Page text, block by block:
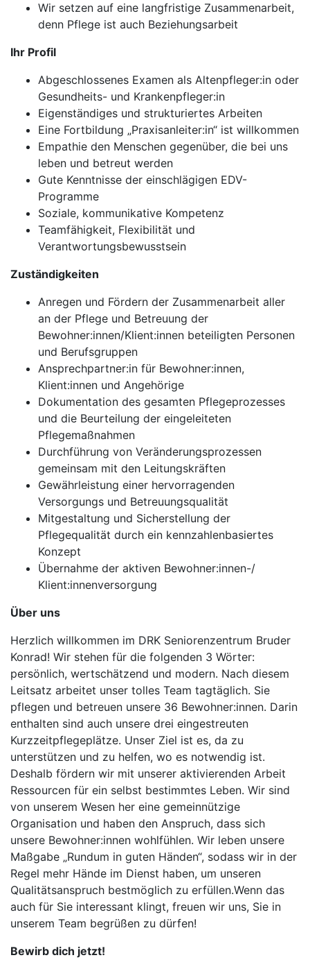
Wir setzen auf eine langfristige Zusammenarbeit,
denn Pflege ist auch Beziehungsarbeit
Ihr Profil
Abgeschlossenes Examen als Altenpfleger:in oder
Gesundheits- und Krankenpfleger:in
Eigenständiges und strukturiertes Arbeiten
Eine Fortbildung „Praxisanleiter:in“ ist willkommen
Empathie den Menschen gegenüber, die bei uns
leben und betreut werden
Gute Kenntnisse der einschlägigen EDV-
Programme
Soziale, kommunikative Kompetenz
Teamfähigkeit, Flexibilität und
Verantwortungsbewusstsein
Zuständigkeiten
Anregen und Fördern der Zusammenarbeit aller
an der Pflege und Betreuung der
Bewohner:innen/Klient:innen beteiligten Personen
und Berufsgruppen
Ansprechpartner:in für Bewohner:innen,
Klient:innen und Angehörige
Dokumentation des gesamten Pflegeprozesses
und die Beurteilung der eingeleiteten
Pflegemaßnahmen
Durchführung von Veränderungsprozessen
gemeinsam mit den Leitungskräften
Gewährleistung einer hervorragenden
Versorgungs und Betreuungsqualität
Mitgestaltung und Sicherstellung der
Pflegequalität durch ein kennzahlenbasiertes
Konzept
Übernahme der aktiven Bewohner:innen-/
Klient:innenversorgung
Über uns
Herzlich willkommen im DRK Seniorenzentrum Bruder
Konrad! Wir stehen für die folgenden 3 Wörter:
persönlich, wertschätzend und modern. Nach diesem
Leitsatz arbeitet unser tolles Team tagtäglich. Sie
pflegen und betreuen unsere 36 Bewohner:innen. Darin
enthalten sind auch unsere drei eingestreuten
Kurzzeitpflegeplätze. Unser Ziel ist es, da zu
unterstützen und zu helfen, wo es notwendig ist.
Deshalb fördern wir mit unserer aktivierenden Arbeit
Ressourcen für ein selbst bestimmtes Leben. Wir sind
von unserem Wesen her eine gemeinnützige
Organisation und haben den Anspruch, dass sich
unsere Bewohner:innen wohlfühlen. Wir leben unsere
Maßgabe „Rundum in guten Händen“, sodass wir in der
Regel mehr Hände im Dienst haben, um unseren
Qualitätsanspruch bestmöglich zu erfüllen.Wenn das
auch für Sie interessant klingt, freuen wir uns, Sie in
unserem Team begrüßen zu dürfen!
Bewirb dich jetzt!